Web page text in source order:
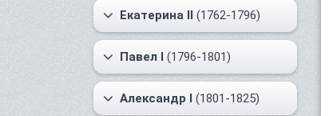
Екатерина II (1762-1796)
Павел I (1796-1801)
Александр I (1801-1825)